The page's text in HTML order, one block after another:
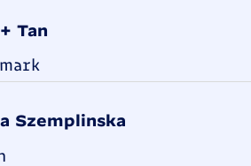
Tan
Szemplińska